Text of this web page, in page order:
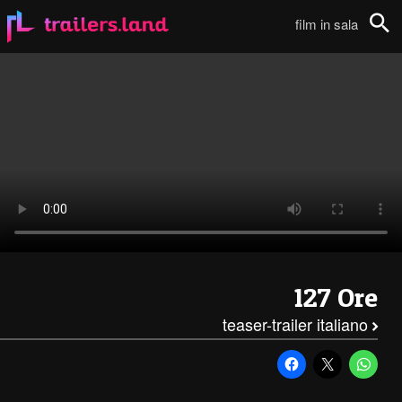
film in sala
127 Ore
teaser-trailer italiano